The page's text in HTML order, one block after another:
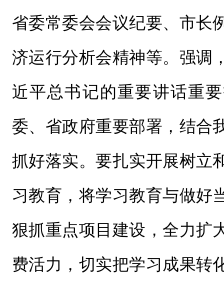
省委常委会会议纪要、市长
济运行分析会精神等。强调
近平总书记的重要讲话重
委、省政府重要部署，结合
抓好落实。要扎实开展树立
习教育，将学习教育与做好
狠抓重点项目建设，全力扩
费活力，切实把学习成果转